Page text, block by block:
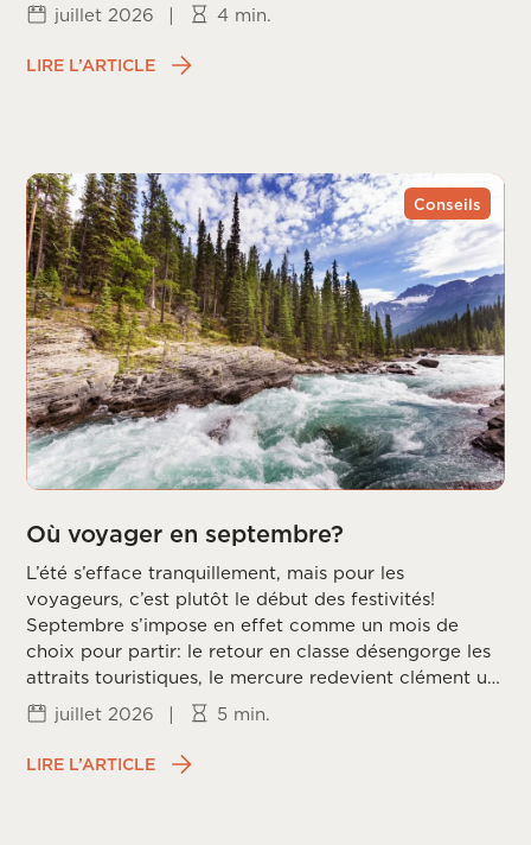
juillet 2026
| 4 min.
LIRE L’ARTICLE
Conseils
Où voyager en septembre?
L’été s’efface tranquillement, mais pour les
voyageurs, c’est plutôt le début des festivités!
Septembre s’impose en effet comme un mois de
choix pour partir: le retour en classe désengorge les
attraits touristiques, le mercure redevient clément un
peu partout sur la planète, et les prix redescendent
une fois la frénésie estivale passée. Reste à choisir la
bonne destination, puisque chaque coin du monde
vit ce mois différemment, entre saison des ouragans,
juillet 2026 | 5 min.
LIRE L’ARTICLE